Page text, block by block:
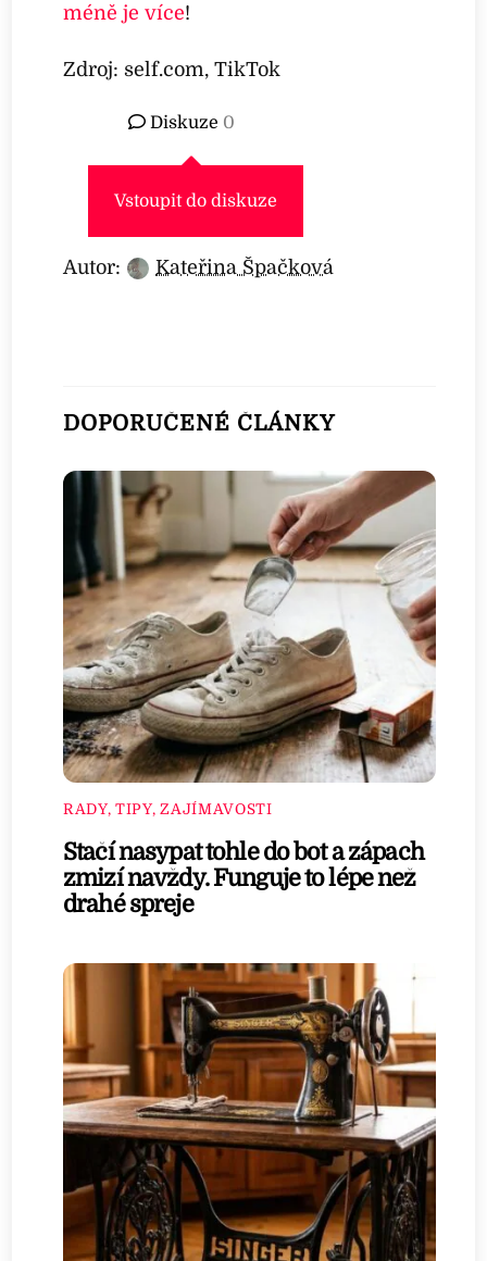
méně je více!
Zdroj: self.com, TikTok
Diskuze 0
Vstoupit do diskuze
Autor: Kateřina Špačková
DOPORUČENÉ ČLÁNKY
RADY, TIPY, ZAJÍMAVOSTI
Stačí nasypat tohle do bot a zápach
zmizí navždy. Funguje to lépe než
drahé spreje